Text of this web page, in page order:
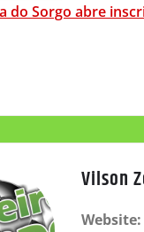
do Sorgo abre
Vilson
Website: